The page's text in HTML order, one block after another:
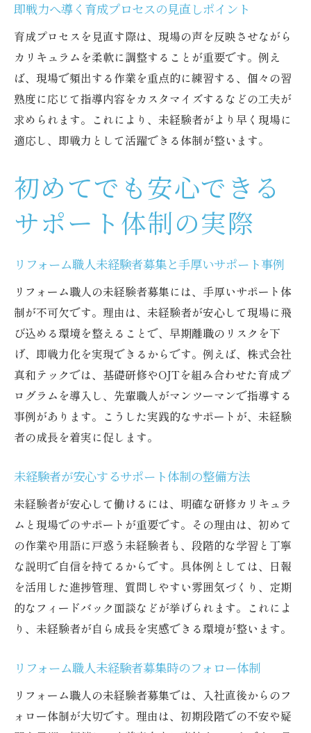
即戦力へ導く育成プロセスの見直しポイント
育成プロセスを見直す際は、現場の声を反映させながら
カリキュラムを柔軟に調整することが重要です。例え
ば、現場で頻出する作業を重点的に練習する、個々の習
熟度に応じて指導内容をカスタマイズするなどの工夫が
求められます。これにより、未経験者がより早く現場に
適応し、即戦力として活躍できる体制が整います。
初めてでも安心できる
サポート体制の実際
リフォーム職人未経験者募集と手厚いサポート事例
リフォーム職人の未経験者募集には、手厚いサポート体
制が不可欠です。理由は、未経験者が安心して現場に飛
び込める環境を整えることで、早期離職のリスクを下
げ、即戦力化を実現できるからです。例えば、株式会社
真和テックでは、基礎研修やOJTを組み合わせた育成プ
ログラムを導入し、先輩職人がマンツーマンで指導する
事例があります。こうした実践的なサポートが、未経験
者の成長を着実に促します。
未経験者が安心するサポート体制の整備方法
未経験者が安心して働けるには、明確な研修カリキュラ
ムと現場でのサポートが重要です。その理由は、初めて
の作業や用語に戸惑う未経験者も、段階的な学習と丁寧
な説明で自信を持てるからです。具体例としては、日報
を活用した進捗管理、質問しやすい雰囲気づくり、定期
的なフィードバック面談などが挙げられます。これによ
り、未経験者が自ら成長を実感できる環境が整います。
リフォーム職人未経験者募集時のフォロー体制
リフォーム職人の未経験者募集では、入社直後からのフ
ォロー体制が大切です。理由は、初期段階での不安や疑